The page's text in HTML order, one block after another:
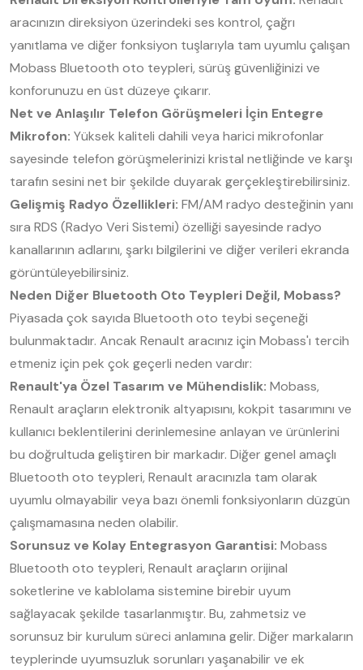
aracınızın direksiyon üzerindeki ses kontrol, çağrı
yanıtlama ve diğer fonksiyon tuşlarıyla tam uyumlu çalışan
Mobass Bluetooth oto teypleri, sürüş güvenliğinizi ve
konforunuzu en üst düzeye çıkarır.
Net ve Anlaşılır Telefon Görüşmeleri İçin Entegre
Mikrofon: Yüksek kaliteli dahili veya harici mikrofonlar
sayesinde telefon görüşmelerinizi kristal netliğinde ve karşı
tarafın sesini net bir şekilde duyarak gerçekleştirebilirsiniz.
Gelişmiş Radyo Özellikleri: FM/AM radyo desteğinin yanı
sıra RDS (Radyo Veri Sistemi) özelliği sayesinde radyo
kanallarının adlarını, şarkı bilgilerini ve diğer verileri ekranda
görüntüleyebilirsiniz.
Neden Diğer Bluetooth Oto Teypleri Değil, Mobass?
Piyasada çok sayıda Bluetooth oto teybi seçeneği
bulunmaktadır. Ancak Renault aracınız için Mobass'ı tercih
etmeniz için pek çok geçerli neden vardır:
Renault'ya Özel Tasarım ve Mühendislik: Mobass,
Renault araçların elektronik altyapısını, kokpit tasarımını ve
kullanıcı beklentilerini derinlemesine anlayan ve ürünlerini
bu doğrultuda geliştiren bir markadır. Diğer genel amaçlı
Bluetooth oto teypleri, Renault aracınızla tam olarak
uyumlu olmayabilir veya bazı önemli fonksiyonların düzgün
çalışmamasına neden olabilir.
Sorunsuz ve Kolay Entegrasyon Garantisi: Mobass
Bluetooth oto teypleri, Renault araçların orijinal
soketlerine ve kablolama sistemine birebir uyum
sağlayacak şekilde tasarlanmıştır. Bu, zahmetsiz ve
sorunsuz bir kurulum süreci anlamına gelir. Diğer markaların
teyplerinde uyumsuzluk sorunları yaşanabilir ve ek